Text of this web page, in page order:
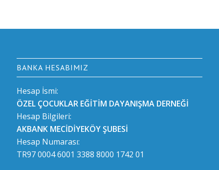
BANKA HESABIMIZ
Hesap İsmi:
ÖZEL ÇOCUKLAR EĞİTİM DAYANIŞMA DERNEĞİ
Hesap Bilgileri:
AKBANK MECİDİYEKÖY ŞUBESİ
Hesap Numarası:
TR97 0004 6001 3388 8000 1742 01